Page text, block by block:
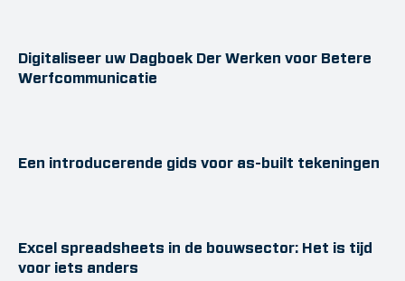
Digitaliseer uw Dagboek Der Werken voor Betere
Werfcommunicatie
Een introducerende gids voor as-built tekeningen
Excel spreadsheets in de bouwsector: Het is tijd
voor iets anders